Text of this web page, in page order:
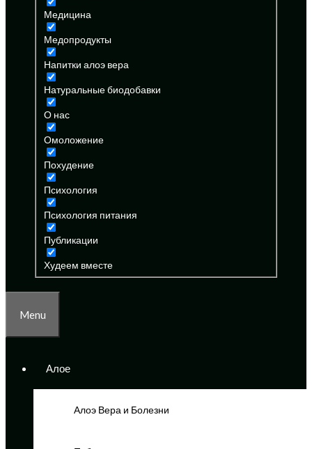
Медицина
Медопродукты
Напитки алоэ вера
Натуральные биодобавки
О нас
Омоложение
Похудение
Психология
Психология питания
Публикации
Худеем вместе
Menu
Алое
Алоэ Вера и Болезни